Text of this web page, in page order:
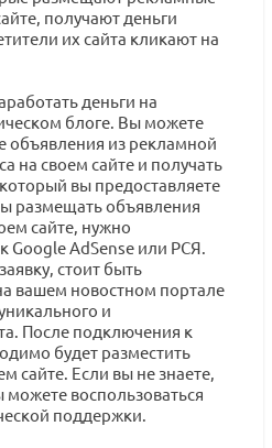
получают деньги
их сайта кликают на
деньги на
блоге. Вы можете
объявления из рекламной
на своем сайте и получать
вы предоставляете
размещать объявления
сайте, нужно
Google AdSense или РСЯ.
стоит быть
вашем новостном портале
и
После подключения к
будет разместить
сайте. Если вы не знаете,
можете воспользоваться
поддержки.